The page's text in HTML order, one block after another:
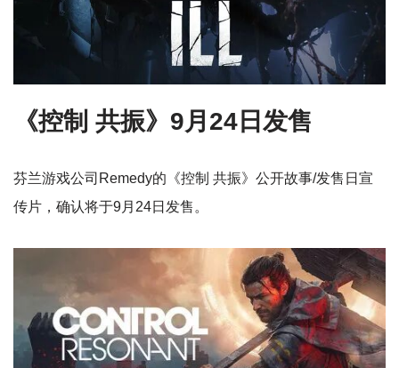
《控制 共振》9月24日发售
芬兰游戏公司Remedy的《控制 共振》公开故事/发售日宣
传片，确认将于9月24日发售。